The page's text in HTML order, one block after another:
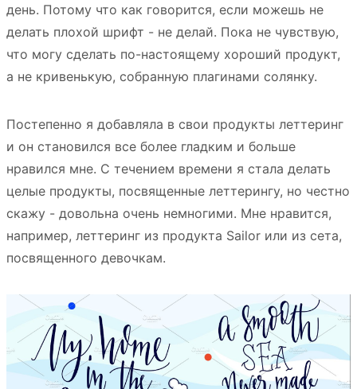
день. Потому что как говорится, если можешь не
делать плохой шрифт - не делай. Пока не чувствую,
что могу сделать по-настоящему хороший продукт,
а не кривенькую, собранную плагинами солянку.
Постепенно я добавляла в свои продукты леттеринг
и он становился все более гладким и больше
нравился мне. С течением времени я стала делать
целые продукты, посвященные леттерингу, но честно
скажу - довольна очень немногими. Мне нравится,
например, леттеринг из продукта Sailor или из сета,
посвященного девочкам.